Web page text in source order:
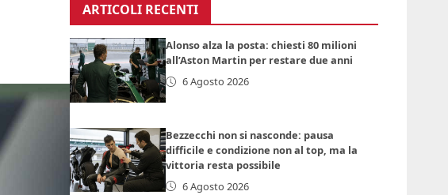
ARTICOLI RECENTI
Alonso alza la posta: chiesti 80 milioni
all’Aston Martin per restare due anni
6 Agosto 2026
Bezzecchi non si nasconde: pausa
difficile e condizione non al top, ma la
vittoria resta possibile
6 Agosto 2026